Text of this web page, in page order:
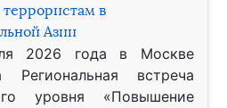
в
Азии
2026 года в Москве
Региональная встреча
уровня «Повышение